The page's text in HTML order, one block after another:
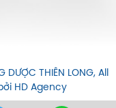
THIÊN LONG, All
HD Agency